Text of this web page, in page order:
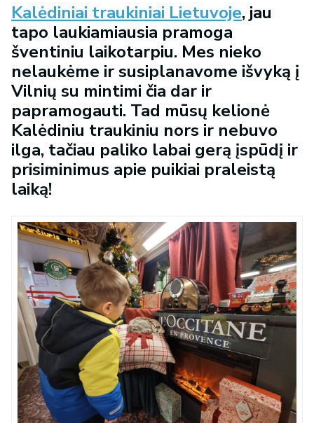
Kalėdiniai traukiniai Lietuvoje, jau
tapo laukiamiausia pramoga
šventiniu laikotarpiu. Mes nieko
nelaukėme ir susiplanavome išvyką į
Vilnių su mintimi čia dar ir
papramogauti. Tad mūsų kelionė
Kalėdiniu traukiniu nors ir nebuvo
ilga, tačiau paliko labai gerą įspūdį ir
prisiminimus apie puikiai praleistą
laiką!